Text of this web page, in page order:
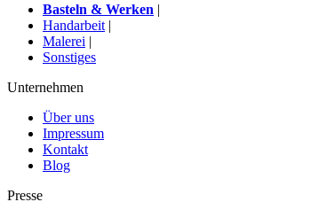
Basteln & Werken |
Handarbeit |
Malerei |
Sonstiges
Unternehmen
Über uns
Impressum
Kontakt
Blog
Presse